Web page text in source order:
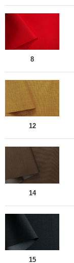
8
12
14
15